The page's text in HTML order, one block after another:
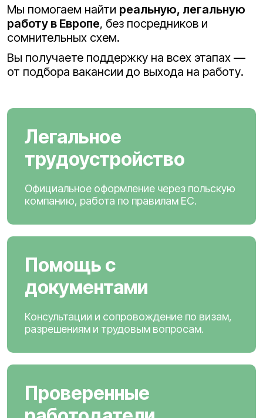
Мы помогаем найти реальную, легальную
работу в Европе, без посредников и
сомнительных схем.
Вы получаете поддержку на всех этапах —
от подбора вакансии до выхода на работу.
Легальное
трудоустройство
Официальное оформление через польскую
компанию, работа по правилам ЕС.
Помощь с
документами
Консультации и сопровождение по визам,
разрешениям и трудовым вопросам.
Проверенные